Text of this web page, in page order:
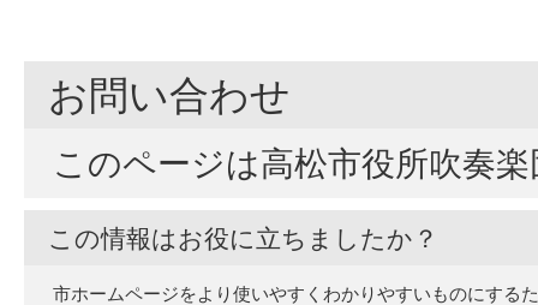
お問い合わせ
このページは高松市役所吹奏
この情報はお役に立ちましたか？
市ホームページをより使いやすくわかりやすいものにする